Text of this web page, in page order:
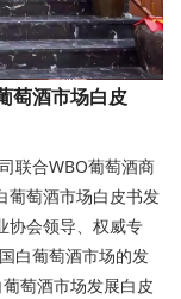
萄酒市场白皮
联合WBO葡萄酒商
葡萄酒市场白皮书发
协会领导、权威专
白葡萄酒市场的发
萄酒市场发展白皮